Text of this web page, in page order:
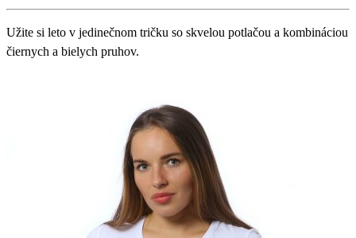
Užite si leto v jedinečnom tričku so skvelou potlačou a kombináciou
čiernych a bielych pruhov.